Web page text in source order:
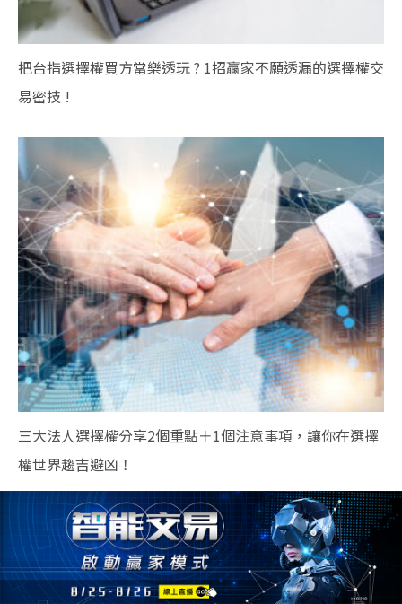
把台指選擇權買方當樂透玩 ? 1招贏家不願透漏的選擇權交
易密技 !
三大法人選擇權分享2個重點＋1個注意事項，讓你在選擇
權世界趨吉避凶！